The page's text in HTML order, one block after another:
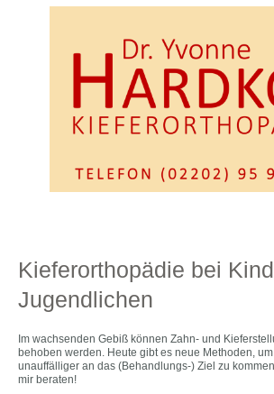
Kieferorthopädie bei
Jugendlichen
Im wachsenden Gebiß können Zahn- und
behoben werden. Heute gibt es neue Methoden,
unauffälliger an das (Behandlungs-) Ziel zu
mir beraten!